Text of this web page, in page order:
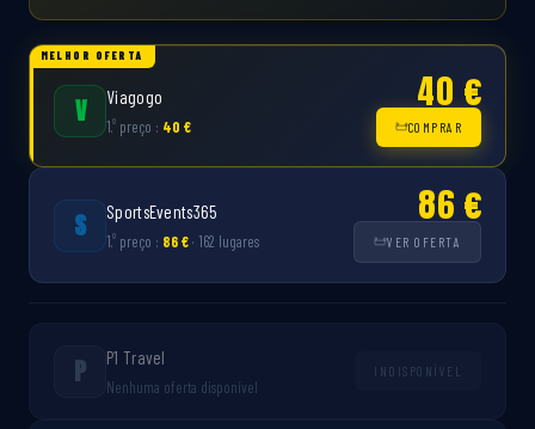
MELHOR OFERTA
V Viagogo
1.º preço : 40 €
40 €
COMPRAR
S SportsEvents365
1.º preço : 86 €· 162 lugares
86 €
VER OFERTA
P P1 Travel
Nenhuma oferta disponível
INDISPONÍVEL